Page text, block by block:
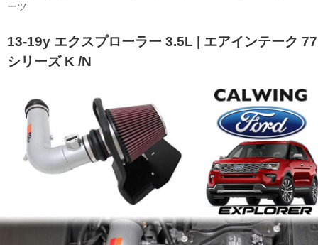
ーツ
13-19y エクスプローラー 3.5L | エアインテーク 77
シリーズ K /N